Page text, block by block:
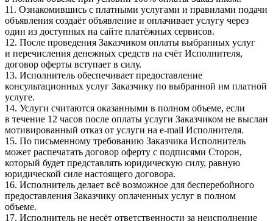
11. Ознакомившись с платными услугами и правилами подачи
объявления создаёт объявление и оплачивает услугу через
один из доступных на сайте платёжных сервисов.
12. После проведения Заказчиком оплаты выбранных услуг
и перечисления денежных средств на счёт Исполнителя,
договор оферты вступает в силу.
13. Исполнитель обеспечивает предоставление
консультационных услуг Заказчику по выбранной им платной
услуге.
14. Услуги считаются оказанными в полном объеме, если
в течение 12 часов после оплаты услуги Заказчиком не выслан
мотивированный отказ от услуги на e-mail Исполнителя.
15. По письменному требованию Заказчика Исполнитель
может распечатать договор оферту с подписями Сторон,
который будет представлять юридическую силу, равную
юридической силе настоящего договора.
16. Исполнитель делает всё возможное для бесперебойного
предоставления Заказчику оплаченных услуг в полном
объеме.
17. Исполнитель не несёт ответственности за неисполнение